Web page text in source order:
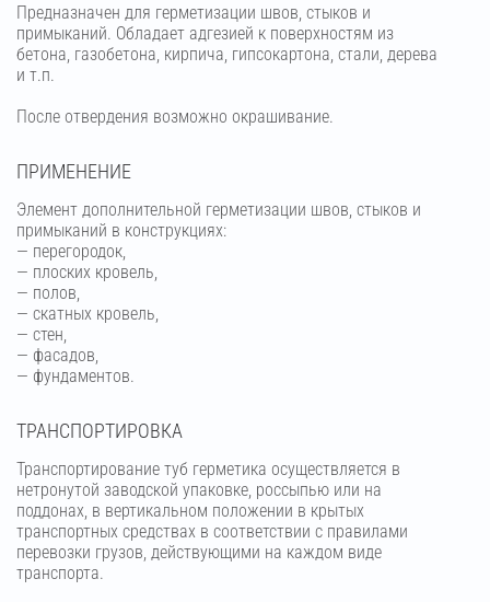
Предназначен для герметизации швов, стыков и
примыканий. Обладает адгезией к поверхностям из
бетона, газобетона, кирпича, гипсокартона, стали, дерева
и т.п.
После отвердения возможно окрашивание.
ПРИМЕНЕНИЕ
Элемент дополнительной герметизации швов, стыков и
примыканий в конструкциях:
— перегородок,
— плоских кровель,
— полов,
— скатных кровель,
— стен,
— фасадов,
— фундаментов.
ТРАНСПОРТИРОВКА
Транспортирование туб герметика осуществляется в
нетронутой заводской упаковке, россыпью или на
поддонах, в вертикальном положении в крытых
транспортных средствах в соответствии с правилами
перевозки грузов, действующими на каждом виде
транспорта.